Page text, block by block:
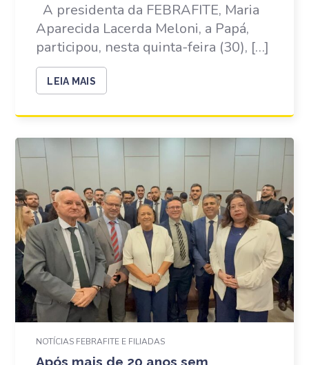
A presidenta da FEBRAFITE, Maria
Aparecida Lacerda Meloni, a Papá,
participou, nesta quinta-feira (30), […]
LEIA MAIS
NOTÍCIAS FEBRAFITE E FILIADAS
Após mais de 20 anos sem